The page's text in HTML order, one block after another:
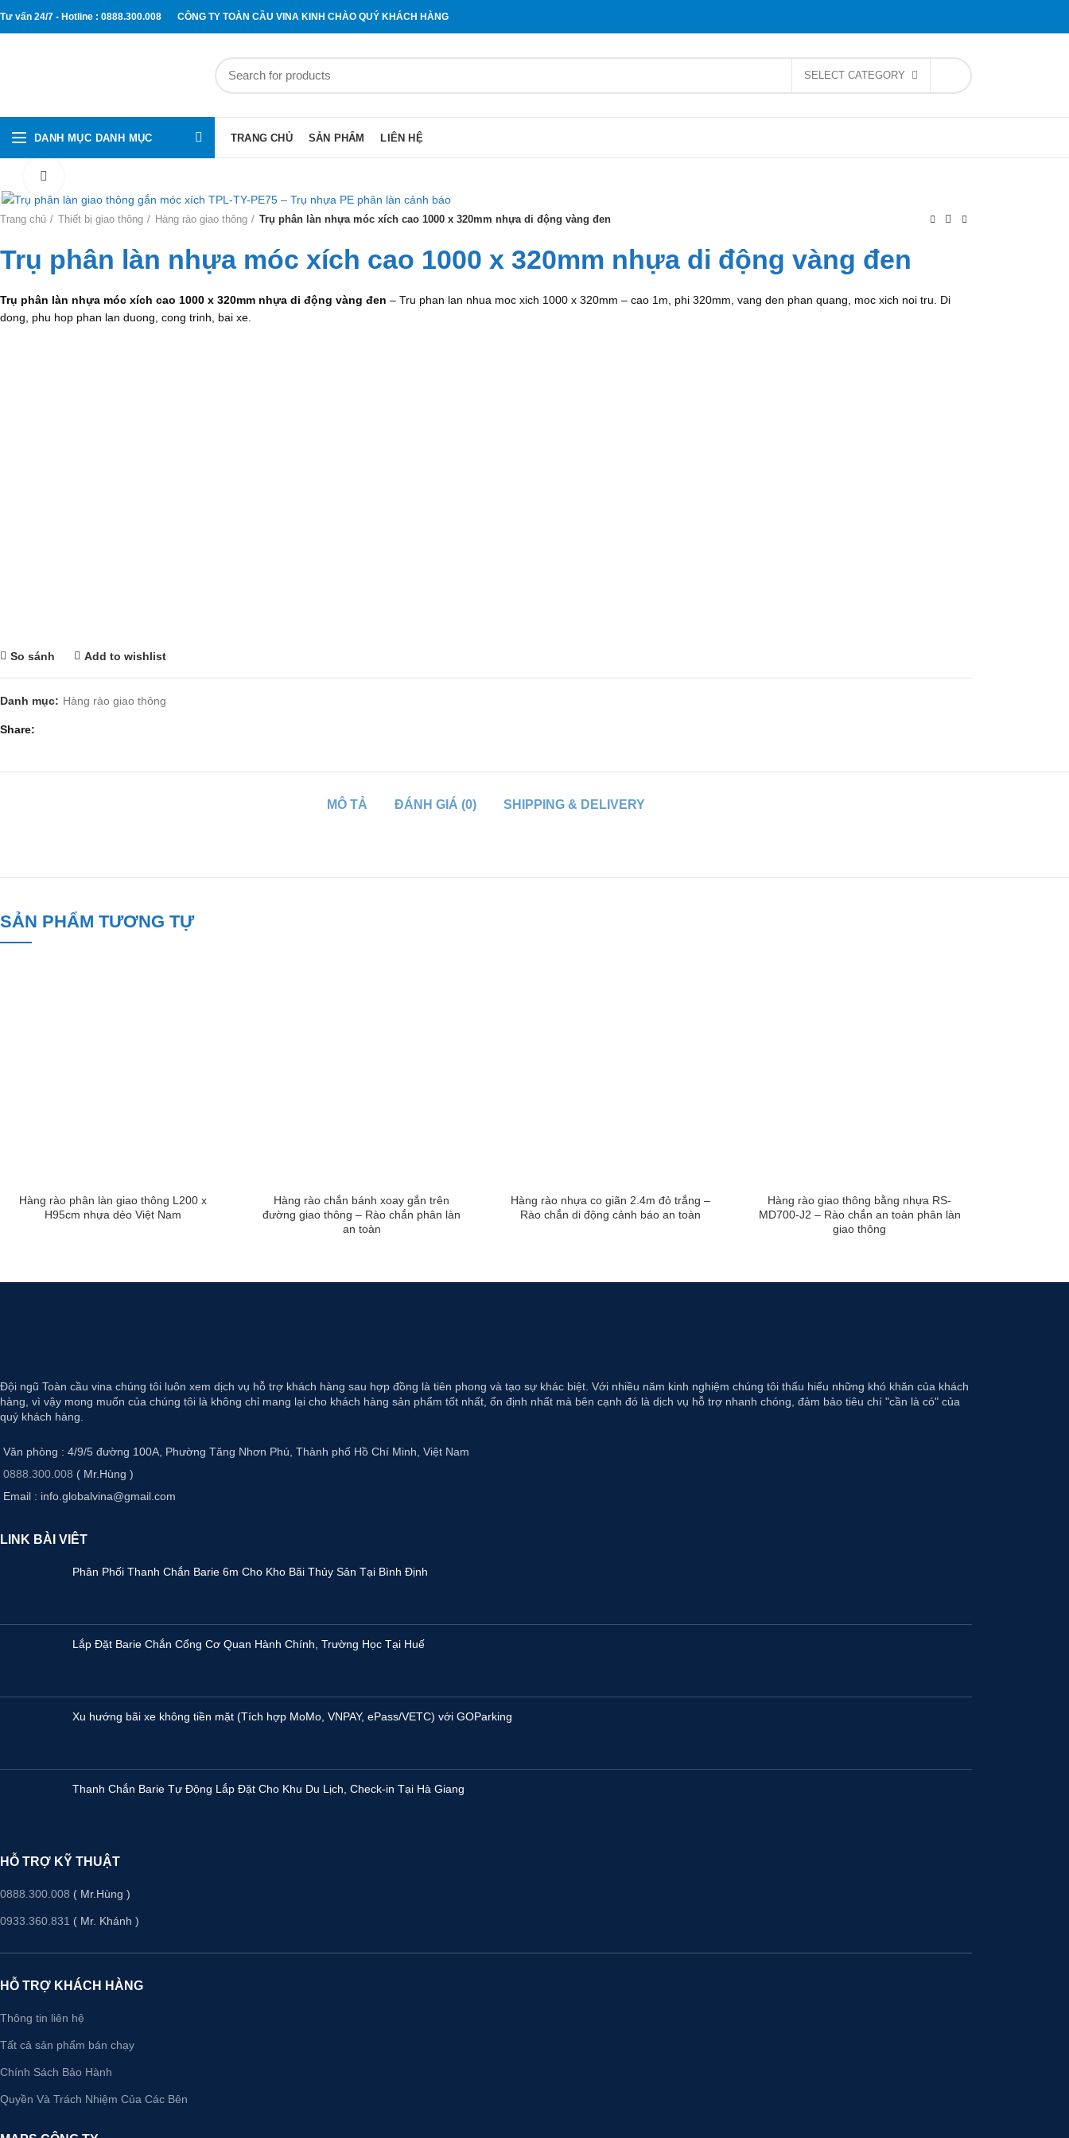
Tư vấn 24/7 - Hotline : 0888.300.008 CÔNG TY TOÀN CẦU VINA KINH CHÀO QUÝ KHÁCH HÀNG
SELECT CATEGORY
DANH MỤC DANH MỤC TRANG CHỦ SẢN PHẨM LIÊN HỆ
Trang chủ Thiết bị giao thông Hàng rào giao thông Trụ phân làn nhựa móc xích cao 1000 x 320mm nhựa di động vàng đen
Trụ phân làn nhựa móc xích cao 1000 x 320mm nhựa di động vàng đen
Trụ phân làn nhựa móc xích cao 1000 x 320mm nhựa di động vàng đen – Tru phan lan nhua moc xich 1000 x 320mm – cao 1m, phi 320mm, vang den phan quang, moc xich noi tru. Di
dong, phu hop phan lan duong, cong trinh, bai xe.
So sánh Add to wishlist
Danh mục: Hàng rào giao thông
Share
MÔ TẢ ĐÁNH GIÁ (0) SHIPPING & DELIVERY
SẢN PHẨM TƯƠNG TỰ
Hàng rào phân làn giao thông L200 x
H95cm nhựa dẻo Việt Nam
Hàng rào chắn bánh xoay gắn trên
đường giao thông – Rào chắn phân làn
an toàn
Hàng rào nhựa co giãn 2.4m đỏ trắng –
Rào chắn di động cảnh báo an toàn
Hàng rào giao thông bằng nhựa RS-
MD700-J2 – Rào chắn an toàn phân làn
giao thông
Đội ngũ Toàn cầu vina chúng tôi luôn xem dịch vụ hỗ trợ khách hàng sau hợp đồng là tiên phong và tạo sự khác biệt. Với nhiều năm kinh nghiệm chúng tôi thấu hiểu những khó khăn của khách
hàng, vì vậy mong muốn của chúng tôi là không chỉ mang lại cho khách hàng sản phẩm tốt nhất, ổn định nhất mà bên cạnh đó là dịch vụ hỗ trợ nhanh chóng, đảm bảo tiêu chí "cần là có" của
quý khách hàng.
Văn phòng : 4/9/5 đường 100A, Phường Tăng Nhơn Phú, Thành phố Hồ Chí Minh, Việt Nam
0888.300.008 ( Mr.Hùng )
Email : info.globalvina@gmail.com
LINK BÀI VIÊT
Phân Phối Thanh Chắn Barie 6m Cho Kho Bãi Thủy Sản Tại Bình Định
Lắp Đặt Barie Chắn Cổng Cơ Quan Hành Chính, Trường Học Tại Huế
Xu hướng bãi xe không tiền mặt (Tích hợp MoMo, VNPAY, ePass/VETC) với GOParking
Thanh Chắn Barie Tự Động Lắp Đặt Cho Khu Du Lịch, Check-in Tại Hà Giang
HỖ TRỢ KỸ THUẬT
0888.300.008 ( Mr.Hùng )
0933.360.831 ( Mr. Khánh )
HỖ TRỢ KHÁCH HÀNG
Thông tin liên hệ
Tất cả sản phẩm bán chạy
Chính Sách Bảo Hành
Quyền Và Trách Nhiệm Của Các Bên